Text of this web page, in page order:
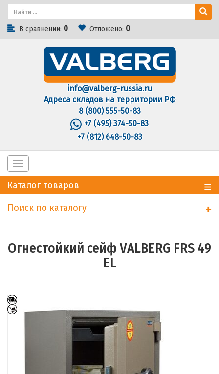
В сравнении: 0 Отложено: 0
info@valberg-russia.ru
Адреса складов на территории РФ
8 (800) 555-50-83
+7 (495) 374-50-83
+7 (812) 648-50-83
Toggle
navigation
Каталог товаров
Поиск по каталогу
+
Огнестойкий сейф VALBERG FRS 49
EL